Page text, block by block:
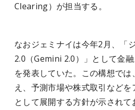
Clearing）が担当する。
なおジェミナイは今年2月、「
2.0（Gemini 2.0）」として金
を発表していた。この構想で
え、予測市場や株式取引など
として展開する方針が示され